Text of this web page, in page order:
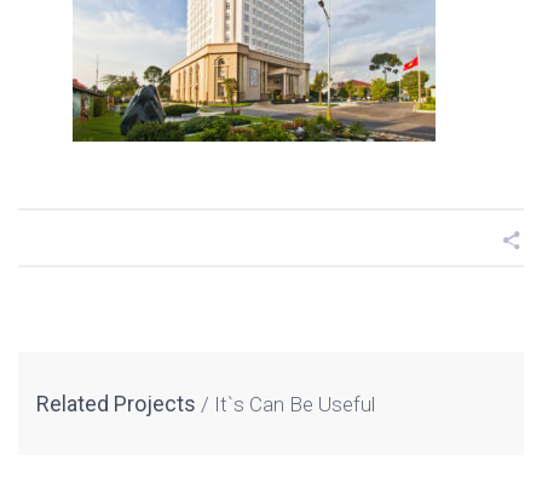
Related Projects It`s Can Be Useful